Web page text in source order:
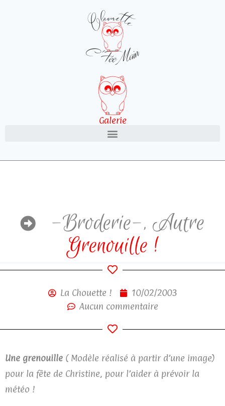
Galerie
-Broderie-, Autre
Grenouille !
La Chouette !
10/02/2003
Aucun commentaire
Une grenouille ( Modèle réalisé à partir d’une image)
pour la fête de Christine, pour l’aider à prévoir la
météo !